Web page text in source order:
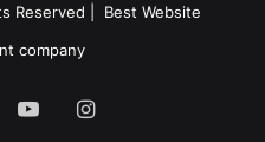
Reserved | Best Website
company
YouTubeInstagram